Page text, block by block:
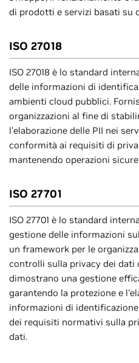
di prodotti e servizi basati su
ISO 27018
ISO 27018 è lo standard
delle informazioni di
ambienti cloud pubblici.
organizzazioni al fine di
l'elaborazione delle PII nei
conformità ai requisiti di
mantenendo operazioni
ISO 27701
ISO 27701 è lo standard
gestione delle informazioni
un framework per le
controlli sulla privacy dei dati
dimostrano una gestione
garantendo la protezione e
informazioni di
dei requisiti normativi sulla
dati.